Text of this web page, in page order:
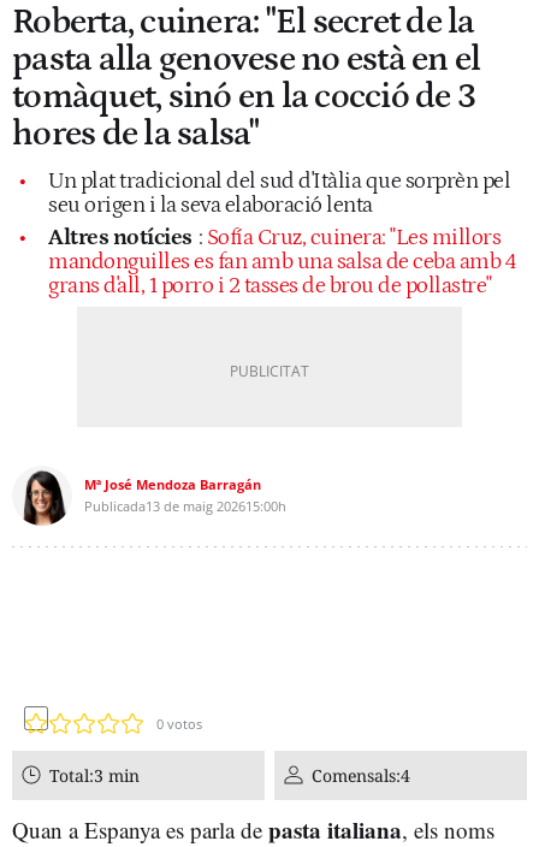
Roberta, cuinera: "El secret de la
pasta alla genovese no està en el
tomàquet, sinó en la cocció de 3
hores de la salsa"
Un plat tradicional del sud d'Itàlia que sorprèn pel
seu origen i la seva elaboració lenta
Altres notícies : Sofía Cruz, cuinera: "Les millors
mandonguilles es fan amb una salsa de ceba amb 4
grans d'all, 1 porro i 2 tasses de brou de pollastre"
Mª José Mendoza Barragán
Publicada13 de maig 202615:00h
0 votos
Total:3 min Comensals:4
Quan a Espanya es parla de pasta italiana, els noms